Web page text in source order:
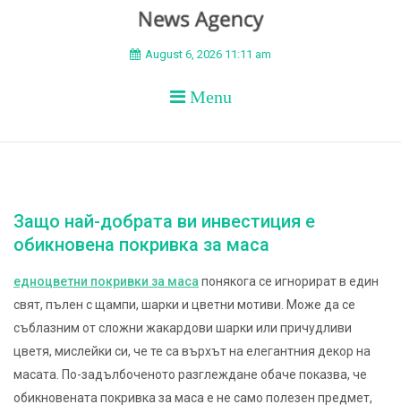
BEYOND APEX
August 6, 2026 11:11 am
Menu
Защо най-добрата ви инвестиция е
обикновена покривка за маса
едноцветни покривки за маса понякога се игнорират в един
свят, пълен с щампи, шарки и цветни мотиви. Може да се
съблазним от сложни жакардови шарки или причудливи
цветя, мислейки си, че те са върхът на елегантния декор на
масата. По-задълбоченото разглеждане обаче показва, че
обикновената покривка за маса е не само полезен предмет,